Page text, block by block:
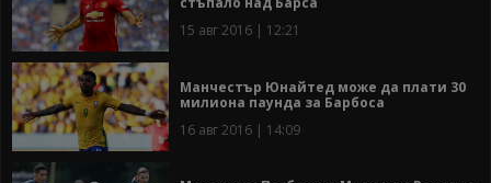
15 авг 2016 | 12:21
Манчестър Юнайтед може да плати 30
милиона паунда за Барбоса
16 авг 2016 | 14:09